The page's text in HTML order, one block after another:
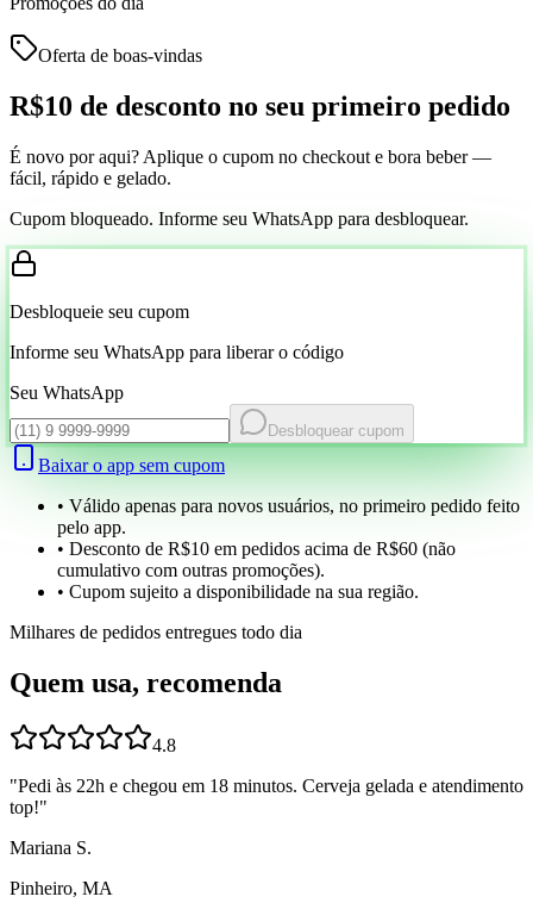
Oferta de boas-vindas
R$10 de desconto no seu primeiro pedido
É novo por aqui? Aplique o cupom no checkout e bora beber —
fácil, rápido e gelado.
Cupom bloqueado. Informe seu WhatsApp para desbloquear.
Desbloqueie seu cupom
Informe seu WhatsApp para liberar o código
Seu WhatsApp
Desbloquear cupom
Baixar o app sem cupom
• Válido apenas para novos usuários, no primeiro pedido feito
pelo app.
• Desconto de R$10 em pedidos acima de R$60 (não
cumulativo com outras promoções).
• Cupom sujeito a disponibilidade na sua região.
Milhares de pedidos entregues todo dia
Quem usa, recomenda
4.8
"Pedi às 22h e chegou em 18 minutos. Cerveja gelada e atendimento
top!"
Mariana S.
Pinheiro, MA